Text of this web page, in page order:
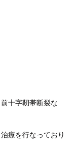
十字靭帯断裂な
療を行なっており